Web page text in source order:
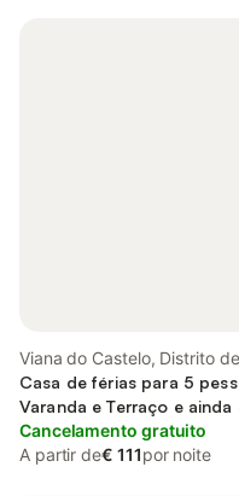
Viana do Castelo, Distrito
do Castelo
Casa de férias para 5
Varanda e Terraço e ainda
Vista
Cancelamento gratuito
A partir de€ 111por noite